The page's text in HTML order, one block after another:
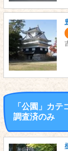
「公園」カ
調査済のみ